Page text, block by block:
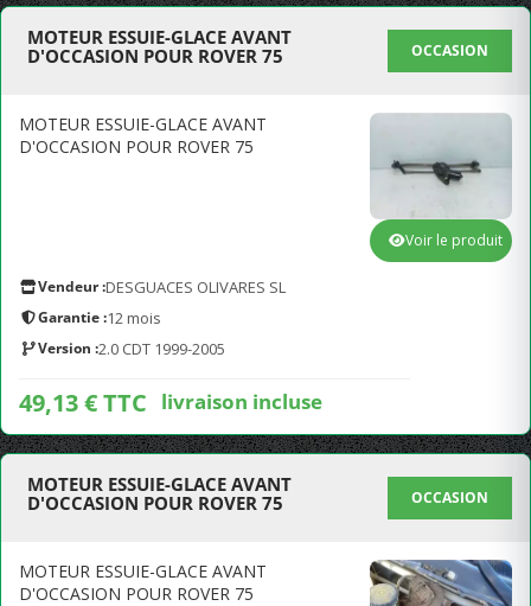
MOTEUR ESSUIE-GLACE AVANT
D'OCCASION POUR ROVER 75
OCCASION
MOTEUR ESSUIE-GLACE AVANT
D'OCCASION POUR ROVER 75
Vendeur :DESGUACES OLIVARES SL
Garantie :12 mois
Version :2.0 CDT 1999-2005
49,13 € TTC livraison incluse
Voir le produit
MOTEUR ESSUIE-GLACE AVANT
D'OCCASION POUR ROVER 75
OCCASION
MOTEUR ESSUIE-GLACE AVANT
D'OCCASION POUR ROVER 75